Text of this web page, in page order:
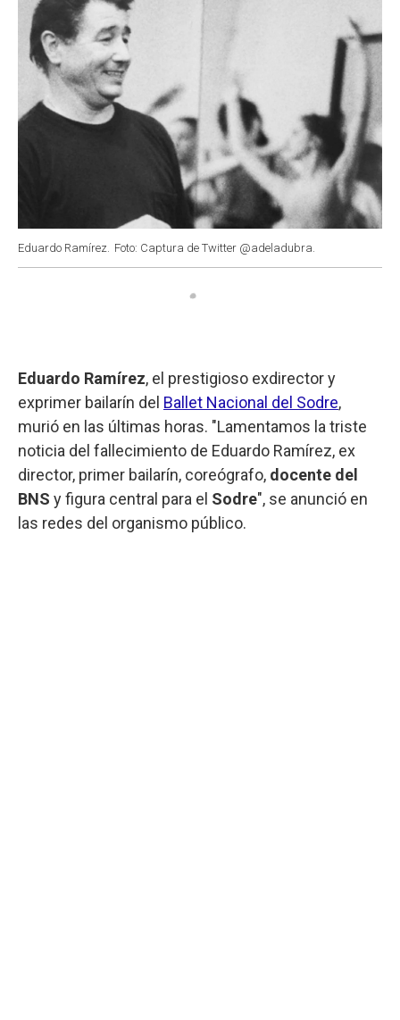
Eduardo Ramírez. Foto: Captura de Twitter @adeladubra.
Eduardo Ramírez, el prestigioso exdirector y
exprimer bailarín del Ballet Nacional del Sodre,
murió en las últimas horas. "Lamentamos la triste
noticia del fallecimiento de Eduardo Ramírez, ex
director, primer bailarín, coreógrafo, docente del
BNS y figura central para el Sodre", se anunció en
las redes del organismo público.